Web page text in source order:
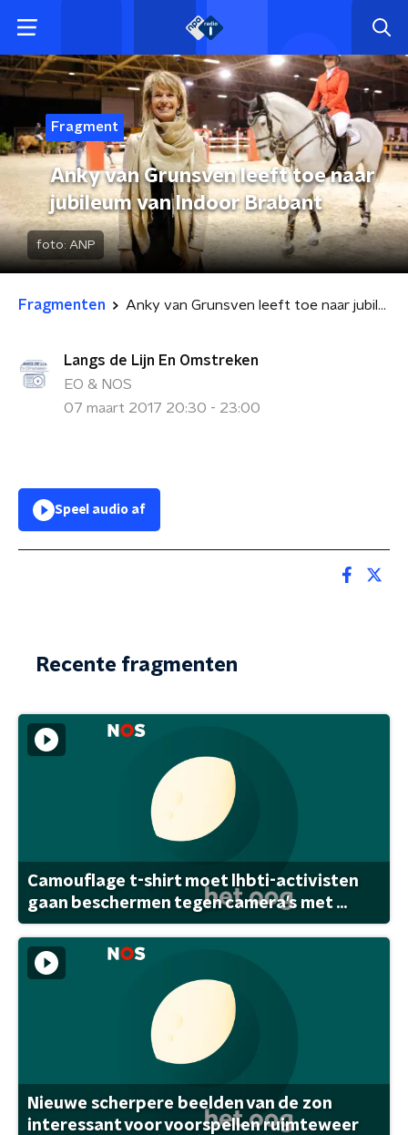
Fragment
Anky van Grunsven leeft toe naar
jubileum van Indoor Brabant
foto: ANP
Fragmenten Anky van Grunsven leeft toe naar jubileum van Indoor Brabant
Langs de Lijn En Omstreken
EO & NOS
07 maart 2017 20:30 - 23:00
Speel audio af
Recente fragmenten
Camouflage t-shirt moet lhbti-activisten
gaan beschermen tegen camera's met ...
Nieuwe scherpere beelden van de zon
interessant voor voorspellen ruimteweer